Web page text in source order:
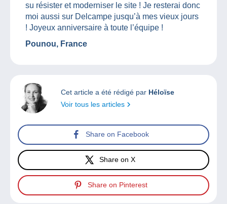
su résister et moderniser le site ! Je resterai donc
moi aussi sur Delcampe jusqu’à mes vieux jours
! Joyeux anniversaire à toute l’équipe !
Pounou, France
Cet article a été rédigé par Héloïse
Voir tous les articles
Share on Facebook
Share on X
Share on Pinterest